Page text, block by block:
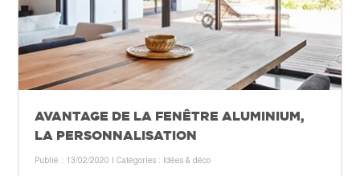
AVANTAGE DE LA FENÊTRE ALUMINIUM,
LA PERSONNALISATION
Publié : 13/02/2020 | Catégories : Idées & déco